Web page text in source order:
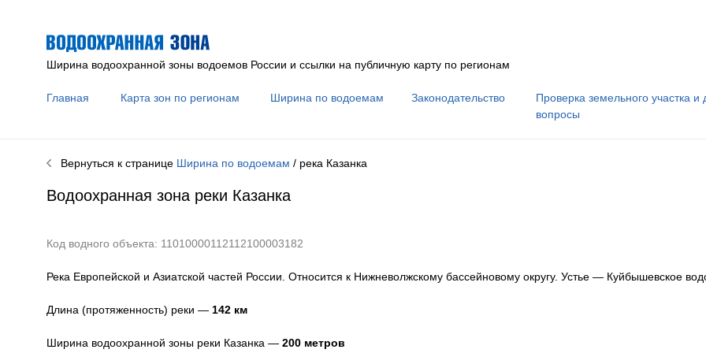
Ширина водоохранной зоны водоемов России и ссылки на публичную карту по регионам
Главная Карта зон по регионам Ширина по водоемам Законодательство
Проверка земельного участка и
вопросы
Вернуться к странице Ширина по водоемам / рекаКазанка
Водоохранная зона реки Казанка
Код водного объекта: 11010000112112100003182
Река Европейской и Азиатской частей России. Относится к Нижневолжскому бассейновому округу. Устье — Куйбышевское
Длина (протяженность) реки — 142км
Ширина водоохранной зоны реки Казанка — 200 метров